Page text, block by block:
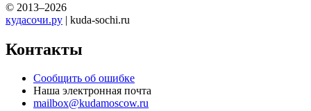
© 2013–2026
кудасочи.ру | kuda-sochi.ru
Контакты
Сообщить об ошибке
Наша электронная почта
mailbox@kudamoscow.ru